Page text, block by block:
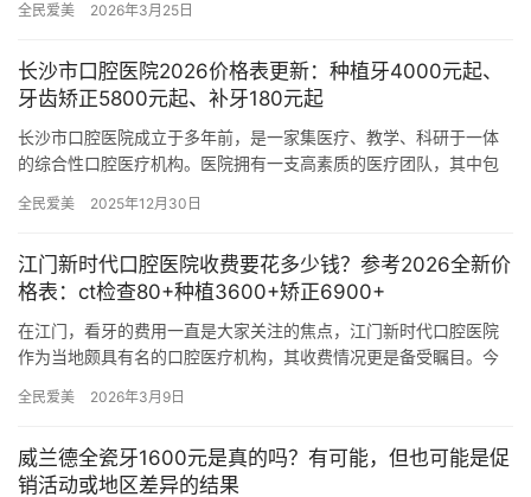
海…
全民爱美 2026年3月25日
长沙市口腔医院2026价格表更新：种植牙4000元起、
牙齿矫正5800元起、补牙180元起
长沙市口腔医院成立于多年前，是一家集医疗、教学、科研于一体
的综合性口腔医疗机构。医院拥有一支高素质的医疗团队，其中包
的口腔…
全民爱美 2025年12月30日
江门新时代口腔医院收费要花多少钱？参考2026全新价
格表：ct检查80+种植3600+矫正6900+
在江门，看牙的费用一直是大家关注的焦点，江门新时代口腔医院
作为当地颇具有名的口腔医疗机构，其收费情况更是备受瞩目。今
口腔…
全民爱美 2026年3月9日
威兰德全瓷牙1600元是真的吗？有可能，但也可能是促
销活动或地区差异的结果